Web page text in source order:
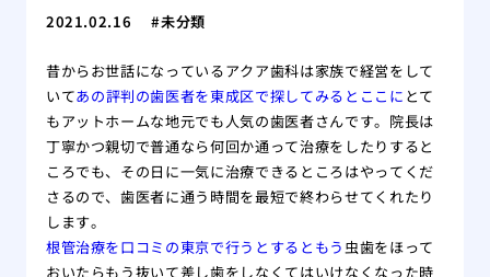
2021.02.16 未分類
昔からお世話になっているアクア歯科は家族で経営をして
いてあの評判の歯医者を東成区で探してみるとここに とて
もアットホームな地元でも人気の歯医者さんです。院長は
丁寧かつ親切で普通なら何回か通って治療をしたりすると
ころでも、その日に一気に治療できるところはやってくだ
さるので、歯医者に通う時間を最短で終わらせてくれたり
します。
根管治療を口コミの東京で行うとするともう虫歯をほって
おいたらもう抜いて差し歯をしなくてはいけなくなった時